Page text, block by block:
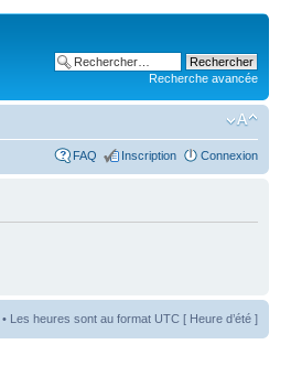
Recherche avancée
FAQ Inscription Connexion
• Les heures sont au format UTC [ Heure d’été ]